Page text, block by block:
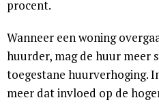
procent.
Wanneer een woning
huurder, mag de huur meer
toegestane huurverhoging.
meer dat invloed op de